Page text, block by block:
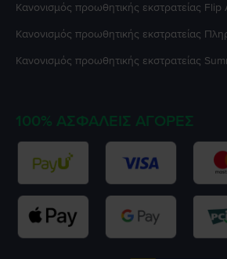
Κανονισμός προωθητικής εκστρατείας Flip
Κανονισμός προωθητικής εκστρατείας
Κανονισμός προωθητικής εκστρατείας
100% ΑΣΦΑΛΕΊΣ ΑΓΟΡΈΣ